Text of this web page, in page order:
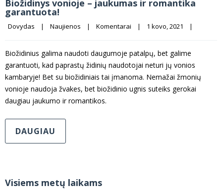
Biožidinys vonioje – jaukumas ir romantika
garantuota!
Dovydas | Naujienos | Komentarai | 1 kovo, 2021 |
Biožidinius galima naudoti daugumoje patalpų, bet galime
garantuoti, kad paprastų židinių naudotojai neturi jų vonios
kambaryje! Bet su biožidiniais tai įmanoma. Nemažai žmonių
vonioje naudoja žvakes, bet biožidinio ugnis suteiks gerokai
daugiau jaukumo ir romantikos.
DAUGIAU
Visiems metų laikams